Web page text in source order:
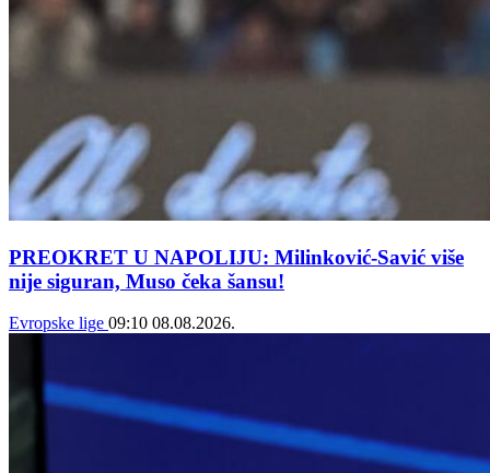
PREOKRET U NAPOLIJU: Milinković-Savić više
nije siguran, Muso čeka šansu!
Evropske lige 09:10 08.08.2026.